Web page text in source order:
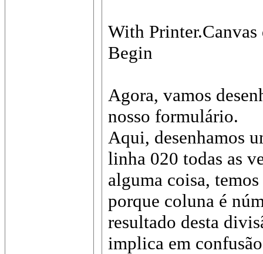
With Printer.Canvas
Begin
Agora, vamos
nosso formulário.
Aqui, desenhamos
linha 020 todas as
alguma coisa,
porque coluna é
resultado desta
implica em